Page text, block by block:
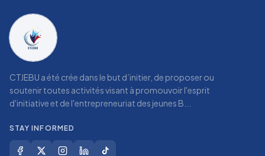
CTJEBU a été crée dans le but d’initier, de proposer ou
soutenir toutes activités visant à promouvoir l'esprit
d'initiative et de l'entrepreneuriat des jeunes B...
STAY INFORMED